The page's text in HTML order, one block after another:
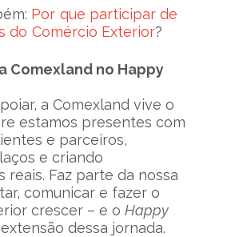
Por que participar de
do Comércio Exterior?
Comexland no Happy
a Comexland vive o
estamos presentes com
e parceiros,
e criando
reais. Faz parte da nossa
comunicar e fazer o
crescer – e o Happy
dessa jornada.